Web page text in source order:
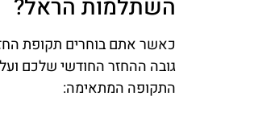
השתלמות הראל?
כאשר אתם בוחרים תקופת
גובה ההחזר החודשי שלכם
התקופה המתאימה: